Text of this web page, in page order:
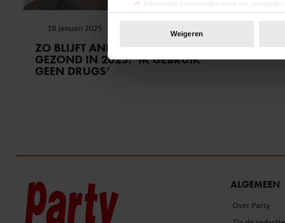
Informatie verzamelen over uw
Uw apparaat identificeren door het actief
toestemming op elk moment wijzigen of
We gebruiken cookies om content en
Weigeren
18 januari 2025
ZO BLIJFT ANITA WITZIER
GEZOND IN 2025: ’IK GEBRUIK
GEEN DRUGS’
ALGEMEEN
Over Party